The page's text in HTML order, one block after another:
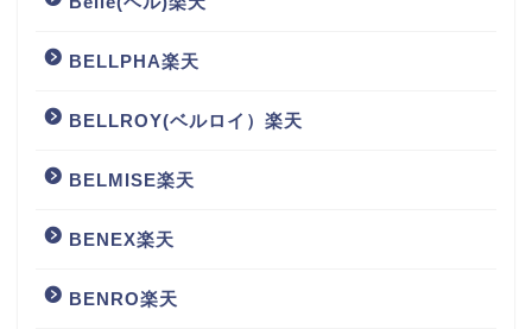
BELLPHA楽天
BELLROY(ベルロイ）楽天
BELMISE楽天
BENEX楽天
BENRO楽天